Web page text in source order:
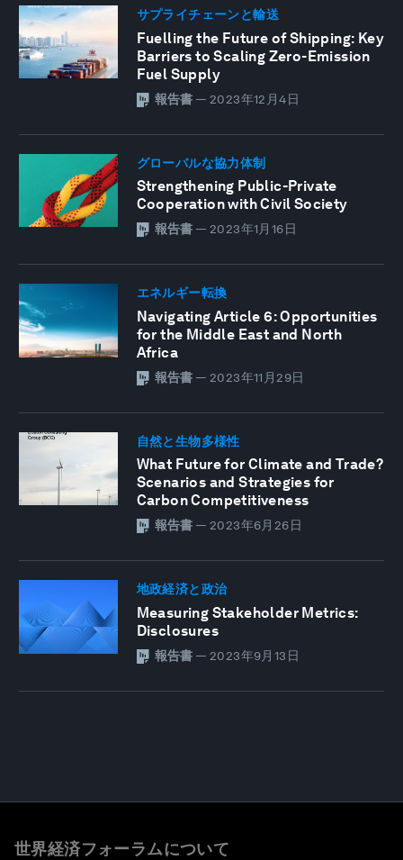
サプライチェーンと輸送
Fuelling the Future of Shipping: Key
Barriers to Scaling Zero-Emission
Fuel Supply
報告書 — 2023年12月4日
グローバルな協力体制
Strengthening Public-Private
Cooperation with Civil Society
報告書 — 2023年1月16日
エネルギー転換
Navigating Article 6: Opportunities
for the Middle East and North
Africa
報告書 — 2023年11月29日
自然と生物多様性
What Future for Climate and Trade?
Scenarios and Strategies for
Carbon Competitiveness
報告書 — 2023年6月26日
地政経済と政治
Measuring Stakeholder Metrics:
Disclosures
報告書 — 2023年9月13日
世界経済フォーラムについて